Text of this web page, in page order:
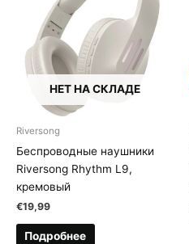
НЕТ НА СКЛАДЕ
Riversong
Беспроводные наушники
Riversong Rhythm L9,
кремовый
€19,99
Подробнее